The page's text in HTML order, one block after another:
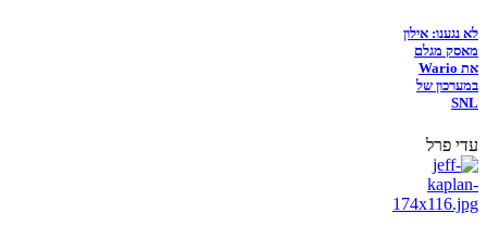
לא נגענו: אילון
מאסק מגלם
את Wario
במערכון של
SNL
עדי פרל